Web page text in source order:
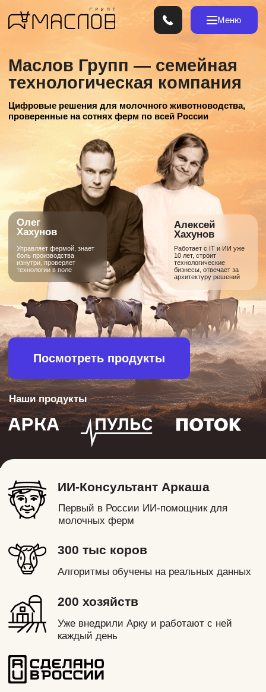
Меню
Маслов Групп — семейная
технологическая компания
Цифровые решения для молочного животноводства,
проверенные на сотнях ферм по всей России
Посмотреть продукты
Наши продукты
Работает с IT и ИИ уже
10 лет, строит
технологические
бизнесы, отвечает за
архитектуру решений
Алексей
Хахунов
Управляет фермой, знает
изнутри, проверяет
технологии в поле
100% российская разработка
300 тыс коров
200 хозяйств
Поддержка, обновления и внедрение без
санкционных рисков
Первый в России ИИ-помощник для
Алгоритмы обучены на реальных данных
Уже внедрили Арку и работают с ней
Арка признана Лучшим
продуктом выставки
Агравия 2026 и
получила премнию
iAGRI Innovation Award.